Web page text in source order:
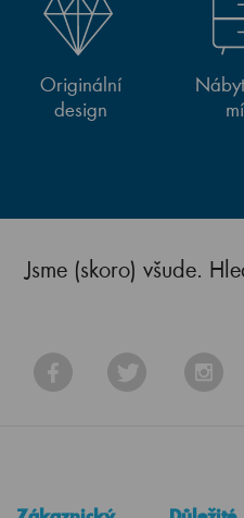
Originální
design
Jsme (skoro) všude.